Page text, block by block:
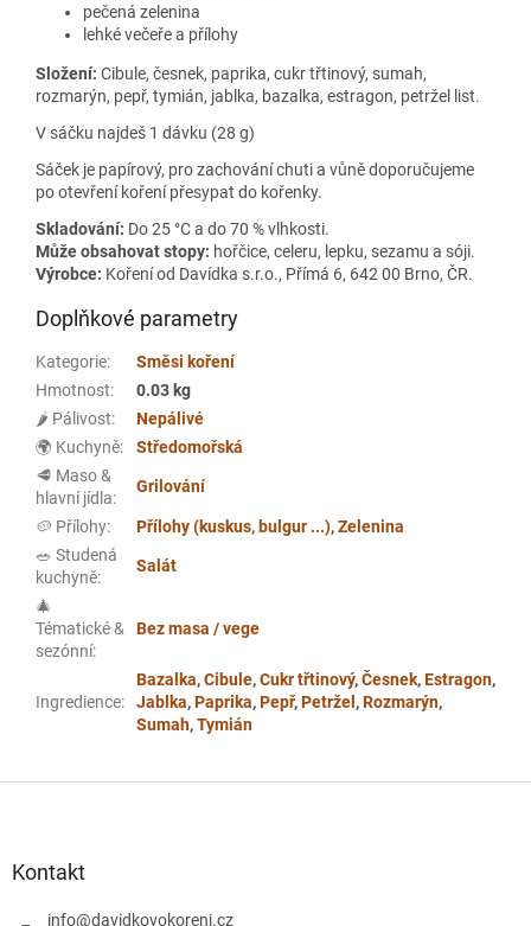
pečená zelenina
lehké večeře a přílohy
Složení: Cibule, česnek, paprika, cukr třtinový, sumah,
rozmarýn, pepř, tymián, jablka, bazalka, estragon, petržel list.
V sáčku najdeš 1 dávku (28 g)
Sáček je papírový, pro zachování chuti a vůně doporučujeme
po otevření koření přesypat do kořenky.
Skladování: Do 25 °C a do 70 % vlhkosti.
Může obsahovat stopy: hořčice, celeru, lepku, sezamu a sóji.
Výrobce: Koření od Davídka s.r.o., Přímá 6, 642 00 Brno, ČR.
Doplňkové parametry
Kategorie:
Směsi koření
Hmotnost:
0.03 kg
🌶️ Pálivost:
Nepálivé
🌍 Kuchyně:
Středomořská
🥩 Maso &
hlavní jídla:
Grilování
🥔 Přílohy: Přílohy (kuskus, bulgur ...),Zelenina
🥗 Studená
kuchyně:
Salát
🎄
Tématické &
sezónní:
Bez masa / vege
Ingredience:
Bazalka,Cibule,Cukr třtinový,Česnek,Estragon,
Jablka,Paprika,Pepř,Petržel ,Rozmarýn,
Sumah,Tymián
Kontakt
info@davidkovokoreni.cz